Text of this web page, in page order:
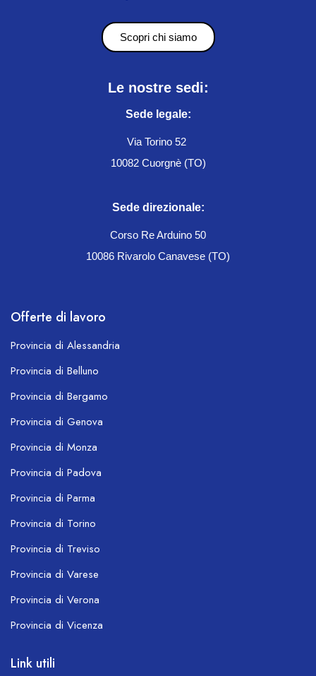
Scopri chi siamo
Le nostre sedi:
Sede legale:
Via Torino 52
10082 Cuorgnè (TO)
Sede direzionale:
Corso Re Arduino 50
10086 Rivarolo Canavese (TO)
Offerte di lavoro
Provincia di Alessandria
Provincia di Belluno
Provincia di Bergamo
Provincia di Genova
Provincia di Monza
Provincia di Padova
Provincia di Parma
Provincia di Torino
Provincia di Treviso
Provincia di Varese
Provincia di Verona
Provincia di Vicenza
Link utili